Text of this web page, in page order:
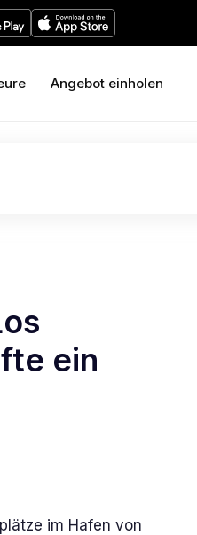
Angebot einholen
ein
im Hafen von